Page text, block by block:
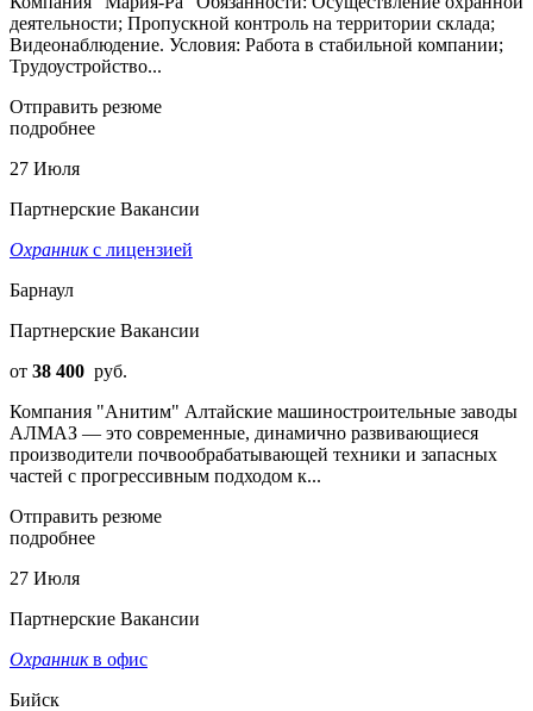
деятельности; Пропускной контроль на территории склада;
Видеонаблюдение. Условия: Работа в стабильной компании;
Трудоустройство...
Отправить резюме
подробнее
27 Июля
Партнерские Вакансии
Охранникс лицензией
Барнаул
Партнерские Вакансии
от 38 400 руб.
Компания "Анитим" Алтайские машиностроительные заводы
АЛМАЗ — это современные, динамично развивающиеся
производители почвообрабатывающей техники и запасных
частей с прогрессивным подходом к...
Отправить резюме
подробнее
27 Июля
Партнерские Вакансии
Охранникв офис
Бийск